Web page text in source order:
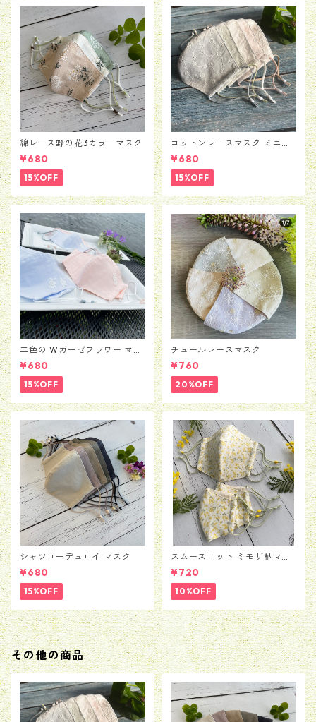
綿レース野の花3カラーマスク
¥680
15%OFF
コットンレースマスク ミニマ
ムフラワー柄
¥680
15%OFF
二色の Wガーゼフラワー マス
ク
¥680
15%OFF
チュールレースマスク
¥760
20%OFF
シャツコーデュロイ マスク
¥680
15%OFF
スムースニット ミモザ柄マス
ク
¥720
10%OFF
その他の商品